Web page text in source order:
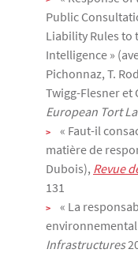
Public
Liability Rules to
Intelligence »
Pichonnaz, T.
Twigg-Flesner et
European Tort
« Faut-il
matière de
Dubois), Revue
131
« La
environnemental
Infrastructures